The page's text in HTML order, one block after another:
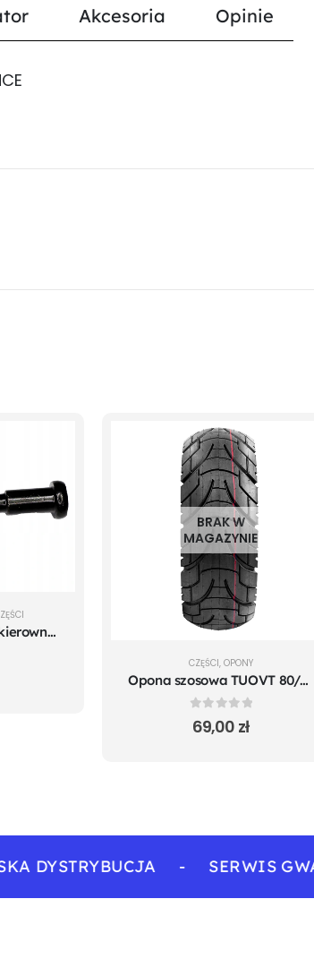
Akcesoria Opinie
Śruba do przegubu kierownicy Xiaomi M365
BRAK W
MAGAZYNIE
CZĘŚCI, OPONY
Opona szosowa TUOVT 80/65-6 10x3
0out of 5
69,00 zł
DYSTRYBUCJA - SERWIS